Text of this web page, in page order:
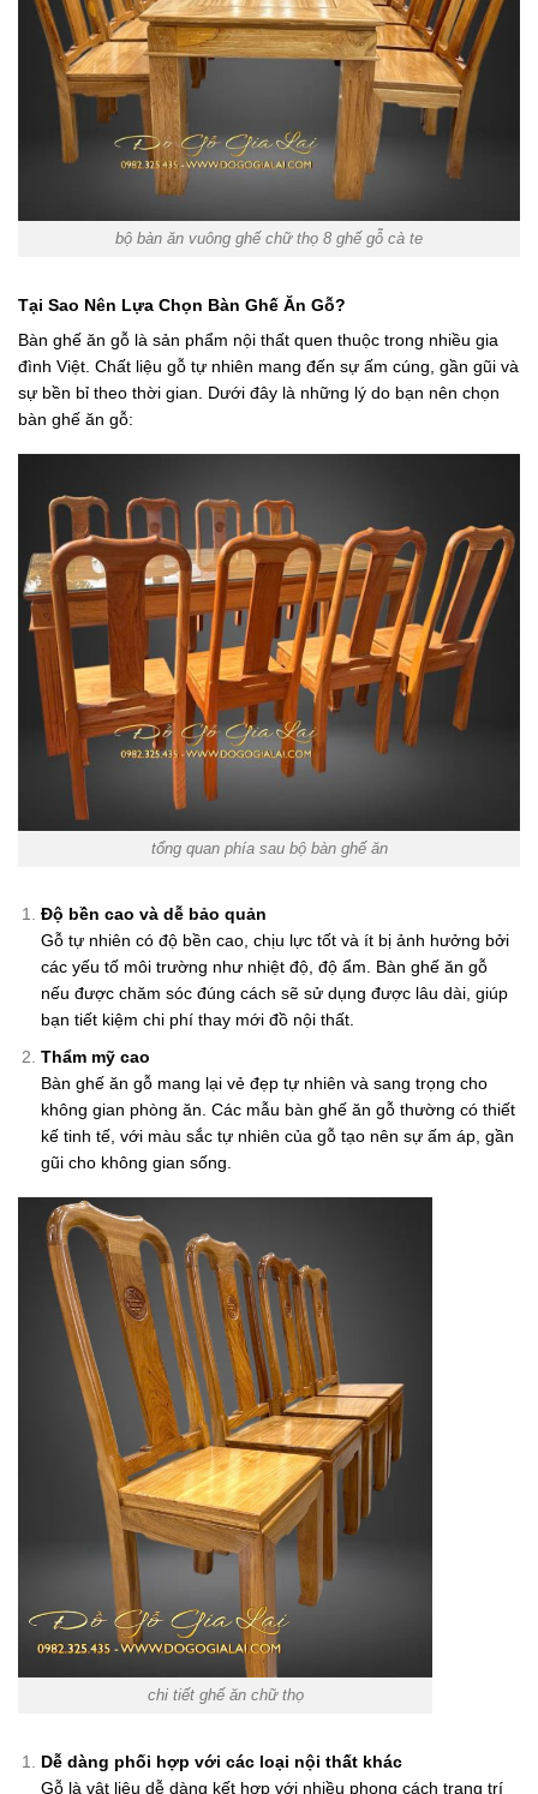
bộ bàn ăn vuông ghế chữ thọ 8 ghế gỗ cà te
Tại Sao Nên Lựa Chọn Bàn Ghế Ăn Gỗ?
Bàn ghế ăn gỗ là sản phẩm nội thất quen thuộc trong nhiều gia
đình Việt. Chất liệu gỗ tự nhiên mang đến sự ấm cúng, gần gũi và
sự bền bỉ theo thời gian. Dưới đây là những lý do bạn nên chọn
bàn ghế ăn gỗ:
tổng quan phía sau bộ bàn ghế ăn
Độ bền cao và dễ bảo quản
Gỗ tự nhiên có độ bền cao, chịu lực tốt và ít bị ảnh hưởng bởi
các yếu tố môi trường như nhiệt độ, độ ẩm. Bàn ghế ăn gỗ
nếu được chăm sóc đúng cách sẽ sử dụng được lâu dài, giúp
bạn tiết kiệm chi phí thay mới đồ nội thất.
Thẩm mỹ cao
Bàn ghế ăn gỗ mang lại vẻ đẹp tự nhiên và sang trọng cho
không gian phòng ăn. Các mẫu bàn ghế ăn gỗ thường có thiết
kế tinh tế, với màu sắc tự nhiên của gỗ tạo nên sự ấm áp, gần
gũi cho không gian sống.
chi tiết ghế ăn chữ thọ
Dễ dàng phối hợp với các loại nội thất khác
Gỗ là vật liệu dễ dàng kết hợp với nhiều phong cách trang trí